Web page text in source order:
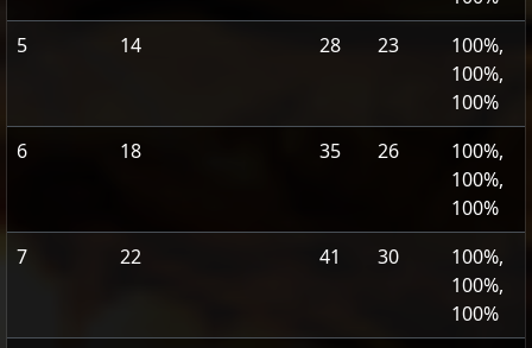
5
14 28 23
100%,
100%,
100%
6
18 35 26
100%,
100%,
100%
7
22 41 30
100%,
100%,
100%